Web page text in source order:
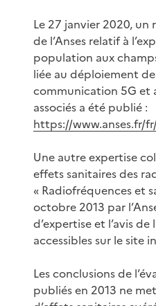
Le 27 janvier 2020,
de l’Anses relatif à
population aux
liée au déploiement
communication 5G et
associés a été publié :
https://www.anses.fr/
Une autre expertise
effets sanitaires des
« Radiofréquences et
octobre 2013 par
d’expertise et l’avis de
accessibles sur le site
Les conclusions de
publiés en 2013 ne